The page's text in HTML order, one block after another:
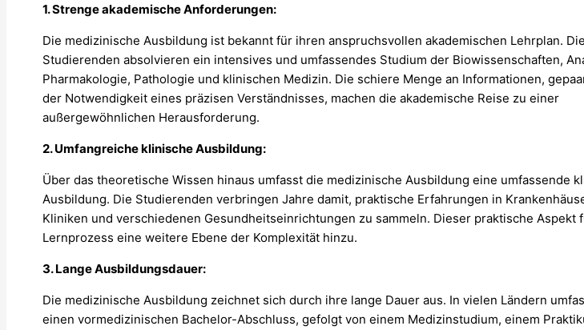
1. Strenge akademische Anforderungen:
Die medizinische Ausbildung ist bekannt für ihren anspruchsvollen akademischen Lehrplan. Die
Studierenden absolvieren ein intensives und umfassendes Studium der Biowissenschaften,
Pharmakologie, Pathologie und klinischen Medizin. Die schiere Menge an Informationen,
der Notwendigkeit eines präzisen Verständnisses, machen die akademische Reise zu einer
außergewöhnlichen Herausforderung.
2. Umfangreiche klinische Ausbildung:
Über das theoretische Wissen hinaus umfasst die medizinische Ausbildung eine umfassende
Ausbildung. Die Studierenden verbringen Jahre damit, praktische Erfahrungen in
Kliniken und verschiedenen Gesundheitseinrichtungen zu sammeln. Dieser praktische Aspekt
Lernprozess eine weitere Ebene der Komplexität hinzu.
3. Lange Ausbildungsdauer:
Die medizinische Ausbildung zeichnet sich durch ihre lange Dauer aus. In vielen Ländern
einen vormedizinischen Bachelor-Abschluss, gefolgt von einem Medizinstudium, einem